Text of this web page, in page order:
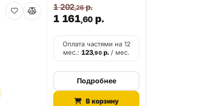
1 161,60 р.
1 202,26р.
Оплата частями на 12
мес.: 123,90р./ мес.
Подробнее
В корзину